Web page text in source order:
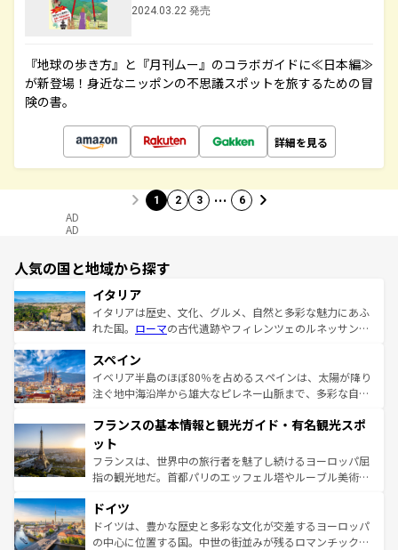
2024.03.22 発売
『地球の歩き方』と『月刊ムー』のコラボガイドに≪日本編≫
が新登場！身近なニッポンの不思議スポットを旅するための冒
険の書。
詳細を見る
1 2 3 … 6
AD
AD
人気の国と地域から探す
イタリア
イタリアは歴史、文化、グルメ、自然と多彩な魅力にあふ
れた国。 ローマの古代遺跡やフィレンツェのルネッサンス
ろん、トスカーナの美しい田園風景やアマルフィ海岸の絶
景など、自然景観も見逃せない。観光の合間には、本場の
ピザやパスタなど、絶品のイタリア料理を堪能することも
ませてくれるイタリアで、忘れられない旅をしてみよう！
なお、新着のイタリア情報は
しい。
スペイン
イベリア半島のほぼ80％を占めるスペインは、太陽が降り
注ぐ地中海沿岸から雄大なピレネー山脈まで、多彩な自然
文化が根付くこの国では、情熱的なフラメンコ、熱気あふ
れる闘牛、そして美味しいタパスが生活の一部となってい
る。首都マドリードの洗練された雰囲気や、バルセロナの
アートに溢れた街角から、地方では古代ローマ遺跡や中世
せる。地方によって風土や気候が異なるスペインはその個
性で訪れる人を魅了する。 なお、新着のスペイン情報は コ
ンテンツ一覧を参照してほしい。
フランスの基本情報と観光ガイド・有名観光スポ
ット
フランスは、世界中の旅行者を魅了し続けるヨーロッパ屈
指の観光地だ。首都パリのエッフェル塔やルーブル美術館
で、幅広い魅力が詰まっている。華麗な宮殿、歴史的な大
聖堂、美しいビーチ、そして豊かな自然が、訪れる者を心
から魅了する。また、フランスは美食の国としても知ら
ドイツ
ドイツは、豊かな歴史と多彩な文化が交差するヨーロッパ
の中心に位置する国。中世の街並みが残るロマンチック街